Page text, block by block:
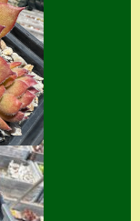
Hostas
Impressum
Kasse
Kontakt
Mein Konto
Naturformen
S. x nixonii